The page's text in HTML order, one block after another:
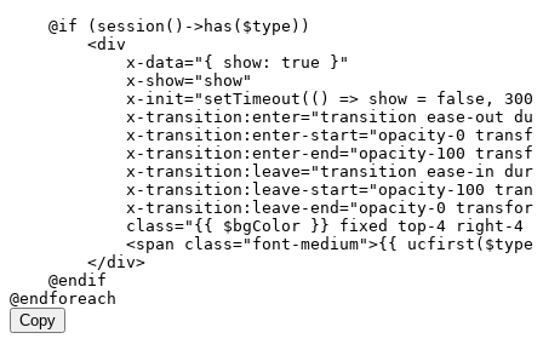
    @if
( session () ->has ( $type ) )
        <
div
            x
-data="{ show: true }"
            x
- show="show"
            x
- init="setTimeout(() => show = false,
            x
-transition : enter="transition ease-out
            x
-transition : enter- start="opacity-0
            x
-transition : enter-end="opacity-100
            x
-transition : leave="transition ease-in
            x
-transition : leave - start="opacity-100
            x
-transition : leave -end="opacity-0
            class=
"{{ $bgColor }} fixed top-4 right-4 z-
            <
span class="font-medium">{{ ucfirst ( $type
        </
div>
    @endif
@endforeach
Copy